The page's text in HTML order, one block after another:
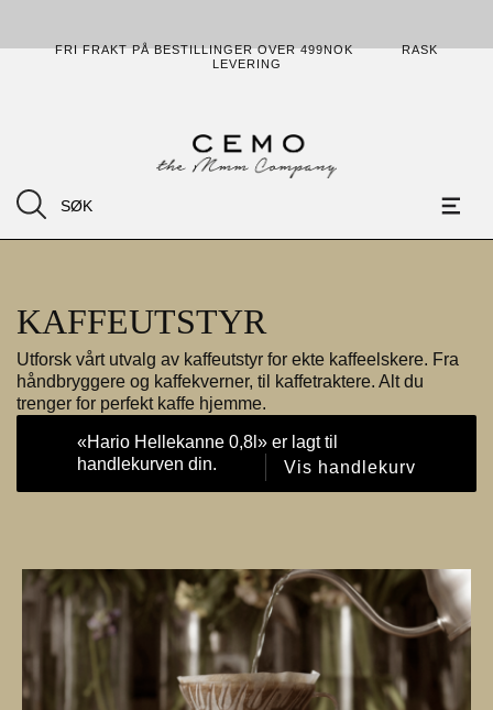
FRI FRAKT PÅ BESTILLINGER OVER 499NOK
RASK
LEVERING
KAFFEUTSTYR
Utforsk vårt utvalg av kaffeutstyr for ekte kaffeelskere. Fra
håndbryggere og kaffekverner, til kaffetraktere. Alt du
trenger for perfekt kaffe hjemme.
«Hario Hellekanne 0,8l» er lagt til
handlekurven din.
Vis handlekurv